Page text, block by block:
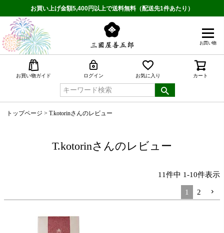
お買い上げ金額5,400円以上で送料無料（配送先1件あたり）
お買い物
お買い物ガイド ログイン お気に入り カート
トップページ T.kotorinさんのレビュー
T.kotorinさんのレビュー
11件中 1-10件表示
1 2